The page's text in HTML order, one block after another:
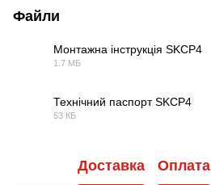
Файли
Монтажна інструкція SKCP4
1.7 МБ
Технічний паспорт SKCP4
53 КБ
Доставка Оплата